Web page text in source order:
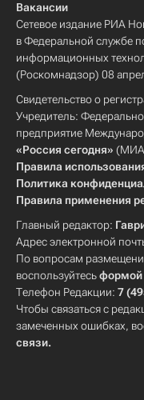
Вакансии
Сетевое издание РИА
в Федеральной службе
информационных
(Роскомнадзор) 08
Свидетельство о
Учредитель:
предприятие
«Россия сегодня» (МИА
Правила
Политика
Правила применения
Главный редактор:
Адрес электронной
По вопросам
воспользуйтесьформой
Телефон Редакции: 7
Чтобы связаться с
замеченных ошибках,
связи.